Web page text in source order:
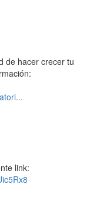
de hacer crecer tu
link: